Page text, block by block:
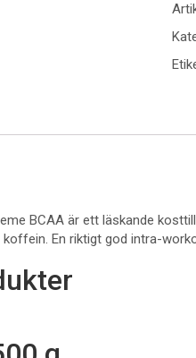
BCAA är ett läskande
En riktigt god intra-